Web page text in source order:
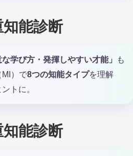
知能診断
な学び方・発揮しやすい才能」
も
）で8つの知能タイプを理解
トに。
知能診断